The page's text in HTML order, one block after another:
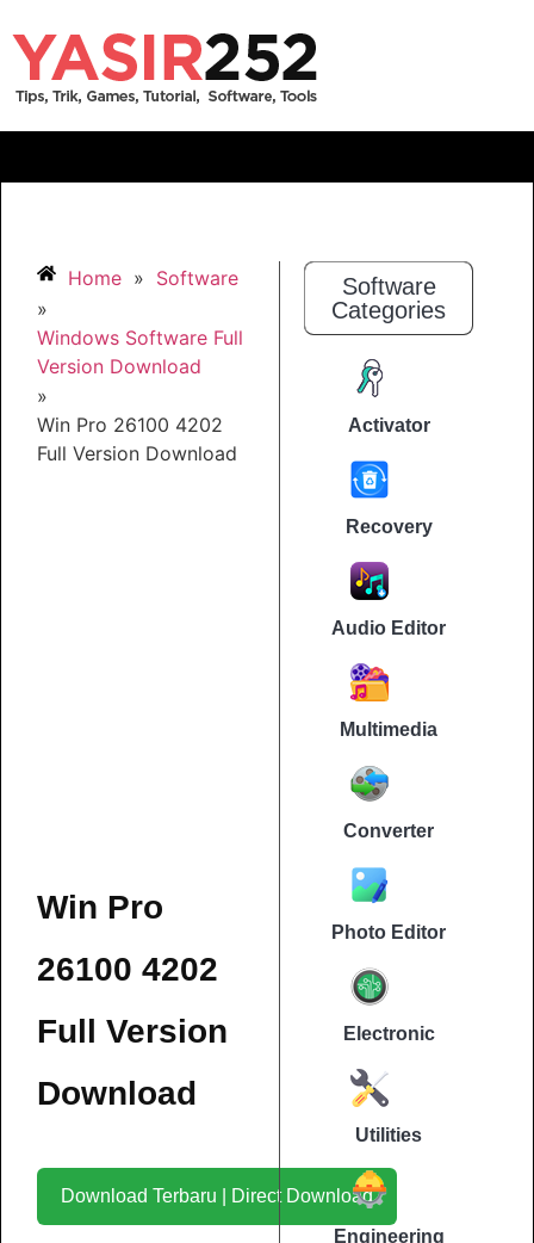
Home » Software
»
Windows Software Full
Version Download
»
Win Pro 26100 4202
Full Version Download
Win Pro
26100 4202
Full Version
Download
Download Terbaru | Direct Download
Software
Categories
Activator
Recovery
Audio Editor
Multimedia
Converter
Photo Editor
Electronic
Utilities
Engineering